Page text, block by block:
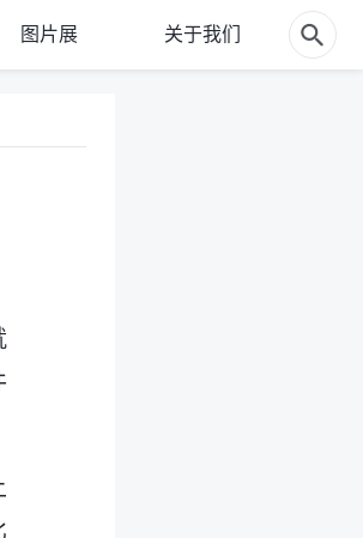
图片展 关于我们